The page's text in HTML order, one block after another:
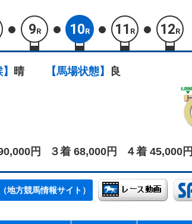
9R 10R 11 R 12R
晴 【馬場状態】 良
円 ３着 68,000円 ４着 45,000円
地方競馬情報サイト）